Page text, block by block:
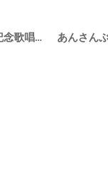
あんさんぶるスターズ！！あんスタ プロセカ コラボ記念歌唱楽曲フラジール ALKALOID 礼瀬マヨイ コスプレ衣装